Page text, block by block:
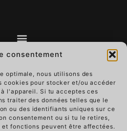
consentement
optimale, nous utilisons des
cookies pour stocker et/ou accéder
l'appareil. Si tu acceptes ces
traiter des données telles que le
ou des identifiants uniques sur ce
consentement ou si tu le retires,
fonctions peuvent être affectées.
qui vit
d'art t'accompagne au
luxe qui vit et donnez-